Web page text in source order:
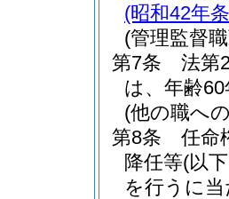
(昭和42年
(管理監督
第7条
法第
は、年齢
(他の職へ
第8条
任命
降任等(以
を行うに